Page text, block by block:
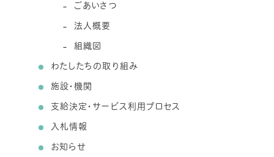
ごあいさつ
法人概要
組織図
わたしたちの取り組み
施設・機関
支給決定・サービス利用プロセス
入札情報
お知らせ